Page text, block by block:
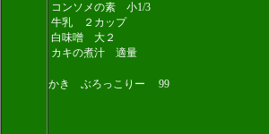
コンソメの素 小1/3
牛乳 ２カップ
白味噌 大２
カキの煮汁 適量
かき ぶろっこりー 99